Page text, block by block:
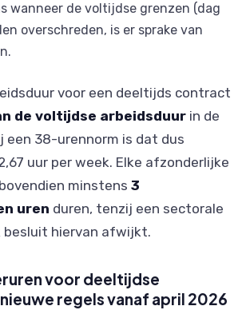
wanneer de voltijdse grenzen (dag
overschreden, is er sprake van
voor een deeltijds contract
de voltijdse arbeidsduur in de
een 38-urennorm is dat dus
uur per week. Elke afzonderlijke
minstens 3
uren duren, tenzij een sectorale
besluit hiervan afwijkt.
voor deeltijdse
regels vanaf april 2026